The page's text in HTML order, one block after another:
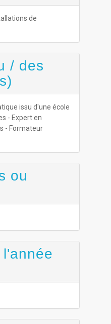
de
/ des
issu d'une école
- Expert en
- Formateur
ou